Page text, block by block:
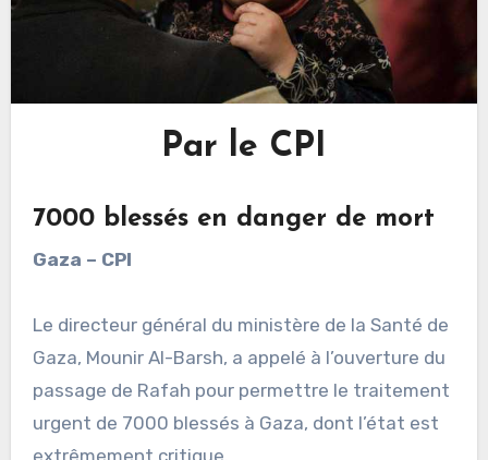
Par le CPI
7000 blessés en danger de mort
Gaza – CPI
Le directeur général du ministère de la Santé de
Gaza, Mounir Al-Barsh, a appelé à l’ouverture du
passage de Rafah pour permettre le traitement
urgent de 7000 blessés à Gaza, dont l’état est
extrêmement critique.